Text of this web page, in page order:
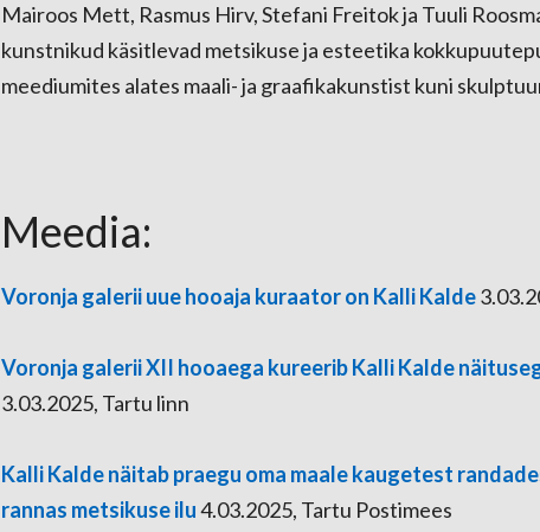
Mairoos Mett, Rasmus Hirv, Stefani Freitok ja Tuuli
kunstnikud käsitlevad metsikuse ja esteetika
meediumites alates maali- ja graafikakunstist kuni
Meedia:
Voronja galerii uue hooaja kuraator on Kalli Kalde
Voronja galerii XII hooaega kureerib Kalli Kalde
3.03.2025, Tartu linn
Kalli Kalde näitab praegu oma maale kaugetest
rannas metsikuse ilu4.03.2025, Tartu Postimees